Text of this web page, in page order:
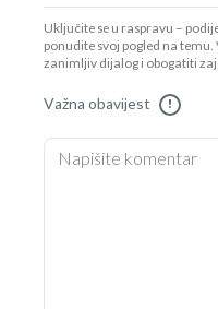
Uključite se u raspravu –
ponudite svoj pogled na
zanimljiv dijalog i obogatiti
Važna obavijest !